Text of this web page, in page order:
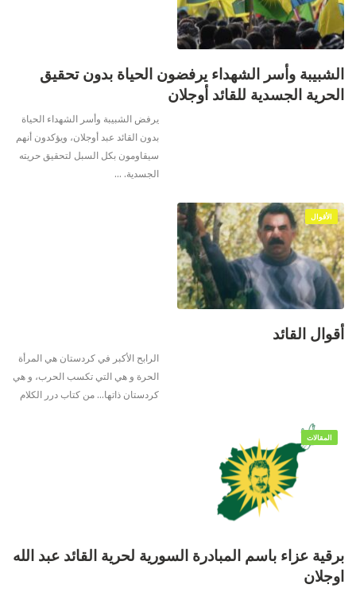
الشبيبة وأسر الشهداء يرفضون الحياة بدون تحقيق
الحرية الجسدية للقائد أوجلان
يرفض الشبيبة وأسر الشهداء الحياة
بدون القائد عبد أوجلان، ويؤكدون أنهم
سيقاومون بكل السبل لتحقيق حريته
الجسدية. …
الأقوال
أقوال القائد
الرابح الأكبر في كردستان هي المرأة
الحرة و هي التي تكسب الحرب، و هي
كردستان ذاتها… من كتاب درر الكلام
المقالات
برقية عزاء باسم المبادرة السورية لحرية القائد عبد الله
اوجلان